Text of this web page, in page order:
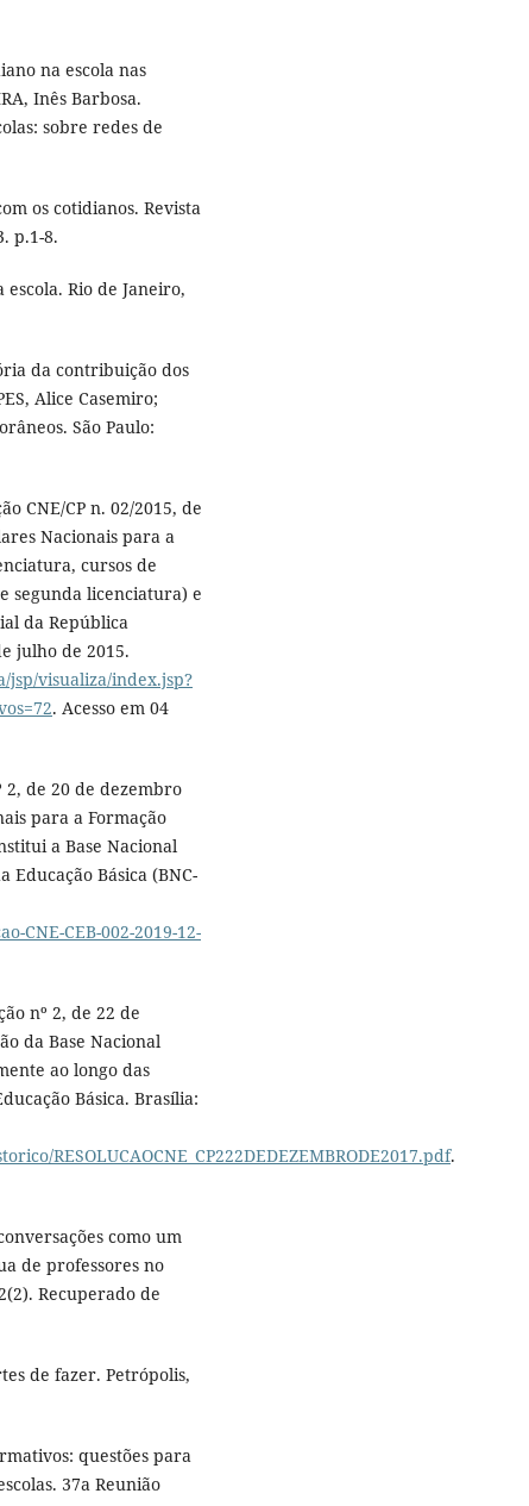
na escola nas
Inês Barbosa.
sobre redes de
os cotidianos. Revista
p.1-8.
escola. Rio de Janeiro,
da contribuição dos
Alice Casemiro;
São Paulo:
CNE/CP n. 02/2015, de
Nacionais para a
cursos de
segunda licenciatura) e
da República
julho de 2015.
jsp/visualiza/index.jsp?
. Acesso em 04
2, de 20 de dezembro
para a Formação
a Base Nacional
Educação Básica (BNC-
CNE-CEB-002-2019-12-
nº 2, de 22 de
da Base Nacional
ao longo das
Básica. Brasília:
RESOLUCAOCNE_CP222DEDEZEMBRODE2017.pdf.
como um
de professores no
Recuperado de
de fazer. Petrópolis,
questões para
37a Reunião